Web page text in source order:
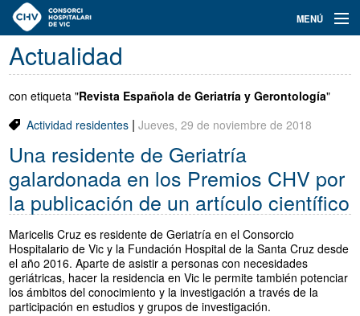
Navegación
principal
MENÚ
Actualidad
Conoce el Consorci
Especialidades
Oferta de plazas
Ser residente
Contacto
Buscador
Actualidad
con etiqueta "Revista Española de Geriatría y Gerontología"
Actividad residentes| Jueves, 29 de noviembre de 2018
Una residente de Geriatría
galardonada en los Premios CHV por
la publicación de un artículo científico
Maricelis Cruz es residente de Geriatría en el Consorcio
Hospitalario de Vic y la Fundación Hospital de la Santa Cruz desde
el año 2016. Aparte de asistir a personas con necesidades
geriátricas, hacer la residencia en Vic le permite también potenciar
los ámbitos del conocimiento y la investigación a través de la
participación en estudios y grupos de investigación.